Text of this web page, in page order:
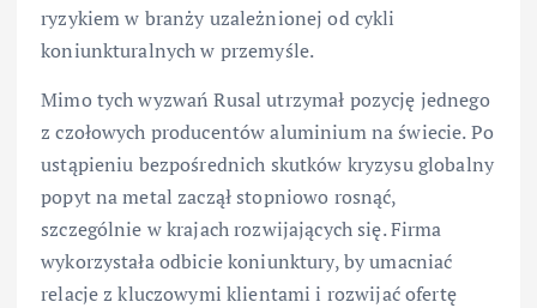
ryzykiem w branży uzależnionej od cykli
koniunkturalnych w przemyśle.
Mimo tych wyzwań Rusal utrzymał pozycję jednego
z czołowych producentów aluminium na świecie. Po
ustąpieniu bezpośrednich skutków kryzysu globalny
popyt na metal zaczął stopniowo rosnąć,
szczególnie w krajach rozwijających się. Firma
wykorzystała odbicie koniunktury, by umacniać
relacje z kluczowymi klientami i rozwijać ofertę